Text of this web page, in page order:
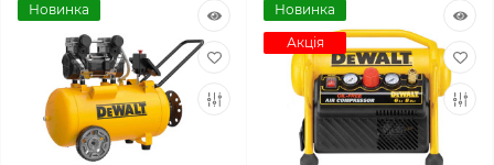
Новинка
Новинка
Акція